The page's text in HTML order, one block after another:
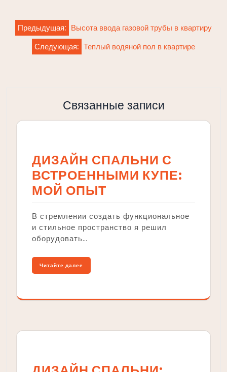
Навигация
по
записям
Предыдущая: Высота ввода газовой трубы в квартиру
Следующая: Теплый водяной пол в квартире
Связанные записи
ДИЗАЙН СПАЛЬНИ С
ВСТРОЕННЫМИ КУПЕ:
МОЙ ОПЫТ
В стремлении создать функциональное
и стильное пространство я решил
оборудовать…
Читайте далее